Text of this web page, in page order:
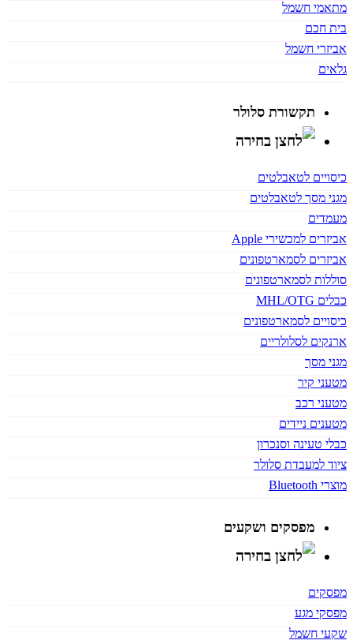
מתאמי חשמל
בית חכם
אביזרי חשמל
גלאים
תקשורת סלולר
כיסויים לטאבלטים
מגני מסך לטאבלטים
מעמדים
אביזרים למכשירי Apple
אביזרים לסמארטפונים
סוללות לסמארטפונים
כבלים MHL/OTG
כיסויים לסמארטפונים
ארנקים לסלולריים
מגני מסך
מטעני קיר
מטעני רכב
מטענים ניידים
כבלי טעינה וסנכרון
ציוד למעבדת סלולר
מוצרי Bluetooth
מפסקים ושקעים
מפסקים
מפסקי מגע
שקעי חשמל